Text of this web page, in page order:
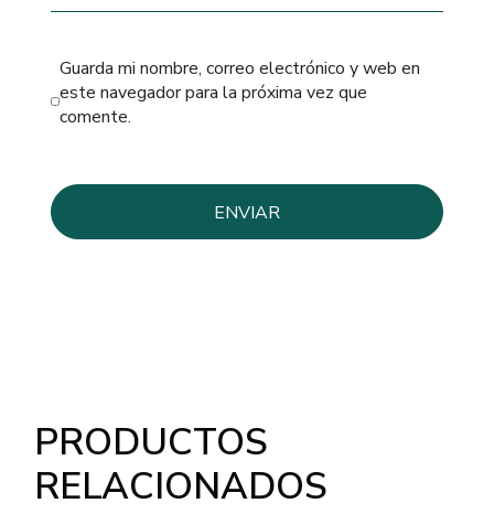
Guarda mi nombre, correo electrónico y web en
este navegador para la próxima vez que
comente.
PRODUCTOS
RELACIONADOS